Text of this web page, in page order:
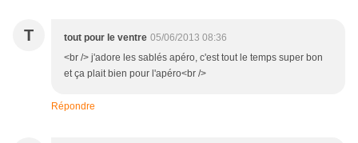
T tout pour le ventre 05/06/2013 08:36
<br /> j'adore les sablés apéro, c'est tout le temps super bon
et ça plait bien pour l'apéro<br />
Répondre